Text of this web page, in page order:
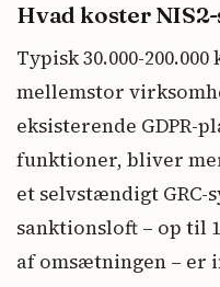
Hvad koster
Typisk 30.000-
mellemstor
eksisterende GDPR-
funktioner, bliver
et selvstændigt GRC-
sanktionsloft – op til
af omsætningen – er